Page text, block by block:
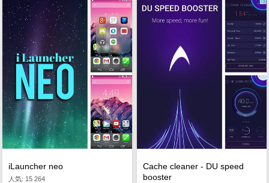
iLauncher neo
人気: 15 264
Cache cleaner - DU speed
booster